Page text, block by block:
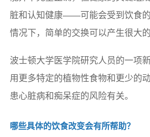
脏和认知健康——可能会受到饮食
情况下，简单的交换可以产生很大的
波士顿大学医学院研究人员的一项
用更多特定的植物性食物和更少的
患心脏病和痴呆症的风险有关。
哪些具体的饮食改变会有所帮助？